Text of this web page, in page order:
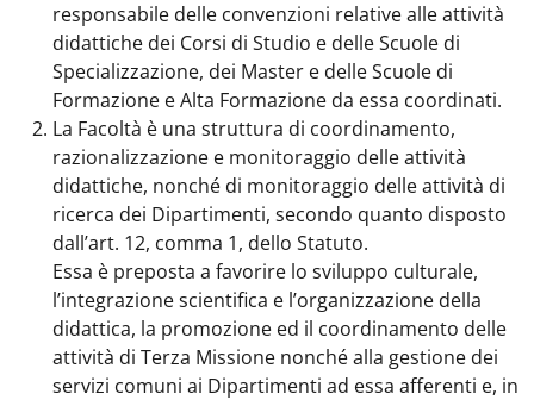
responsabile delle convenzioni relative alle attività
didattiche dei Corsi di Studio e delle Scuole di
Specializzazione, dei Master e delle Scuole di
Formazione e Alta Formazione da essa coordinati.
La Facoltà è una struttura di coordinamento,
razionalizzazione e monitoraggio delle attività
didattiche, nonché di monitoraggio delle attività di
ricerca dei Dipartimenti, secondo quanto disposto
dall’art. 12, comma 1, dello Statuto.
Essa è preposta a favorire lo sviluppo culturale,
l’integrazione scientifica e l’organizzazione della
didattica, la promozione ed il coordinamento delle
attività di Terza Missione nonché alla gestione dei
servizi comuni ai Dipartimenti ad essa afferenti e, in